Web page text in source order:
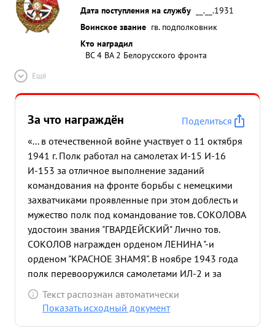
Дата поступления на службу
__.__.1931
Воинское звание гв. подполковник
Кто наградил
ВС 4 ВА 2 Белорусского фронта
Ещё
За что награждён
Поделиться
«... в отечественной войне участвует о 11 октября
1941 г. Полк работал на самолетах И-15 И-16
И-153 за отличное выполнение заданий
командования на фронте борьбы с немецкими
захватчиками проявленные при этом доблесть и
мужество полк под командование тов. СОКОЛОВА
удостоин звания "ГВАРДЕЙСКИЙ" Лично тов.
СОКОЛОВ награжден орденом ЛЕНИНА "-и
орденом "КРАСНОЕ ЗНАМЯ". В ноябре 1943 года
полк перевооружился самолетами ИЛ-2 и за
время боевых действий по освободению Крыма и
Севастполя произвел 422 эффективных боевых
Текст распознан автоматически
Показать исходный документ